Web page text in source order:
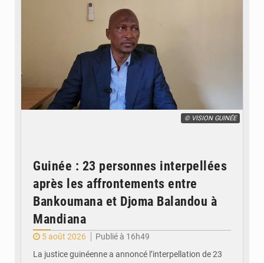
© VISION GUINÉE
Guinée : 23 personnes interpellées
après les affrontements entre
Bankoumana et Djoma Balandou à
Mandiana
5 août 2026
Publié à 16h49
La justice guinéenne a annoncé l’interpellation de 23